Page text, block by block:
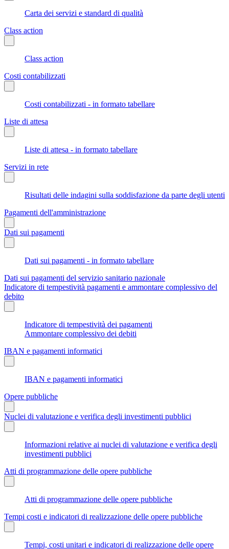
Carta dei servizi e standard di qualità
Class action
Class action
Costi contabilizzati
Costi contabilizzati - in formato tabellare
Liste di attesa
Liste di attesa - in formato tabellare
Servizi in rete
Risultati delle indagini sulla soddisfazione da parte degli utenti
Pagamenti dell'amministrazione
Dati sui pagamenti
Dati sui pagamenti - in formato tabellare
Dati sui pagamenti del servizio sanitario nazionale
Indicatore di tempestività pagamenti e ammontare complessivo del
debito
Indicatore di tempestività dei pagamenti
Ammontare complessivo dei debiti
IBAN e pagamenti informatici
IBAN e pagamenti informatici
Opere pubbliche
Nuclei di valutazione e verifica degli investimenti pubblici
Informazioni relative ai nuclei di valutazione e verifica degli
investimenti pubblici
Atti di programmazione delle opere pubbliche
Atti di programmazione delle opere pubbliche
Tempi costi e indicatori di realizzazione delle opere pubbliche
Tempi, costi unitari e indicatori di realizzazione delle opere